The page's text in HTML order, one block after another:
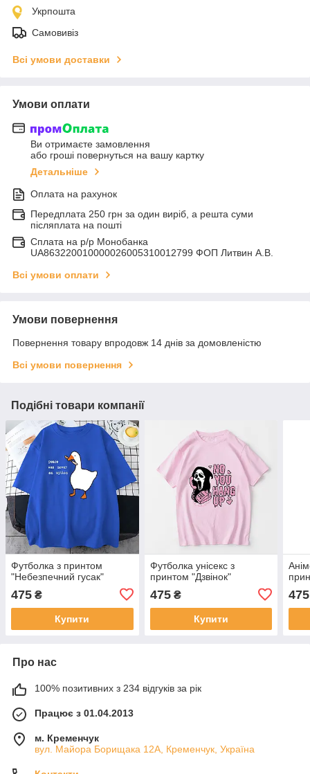
Укрпошта
Самовивіз
Всі умови доставки
Умови оплати
Ви отримаєте замовлення
або гроші повернуться на вашу картку
Детальніше
Оплата на рахунок
Передплата 250 грн за один виріб, а решта суми
післяплата на пошті
Сплата на р/р Монобанка
UA863220010000026005310012799 ФОП Литвин А.В.
Всі умови оплати
Умови повернення
Повернення товару впродовж 14 днів за домовленістю
Всі умови повернення
Подібні товари компанії
Футболка з принтом
"Небезпечний гусак"
475 ₴
Купити
Футболка унісекс з
принтом "Дзвінок"
475₴
Купити
475
Про нас
100% позитивних з 234 відгуків за рік
Працює з 01.04.2013
м. Кременчук
вул. Майора Борищака 12А, Кременчук, Україна